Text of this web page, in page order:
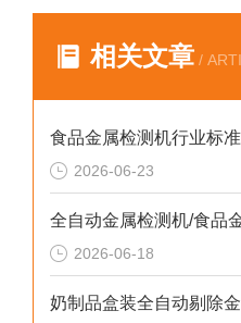
相关文章 /
食品金属检测机行业标准
2026-06-23
全自动金属检测机/食品
2026-06-18